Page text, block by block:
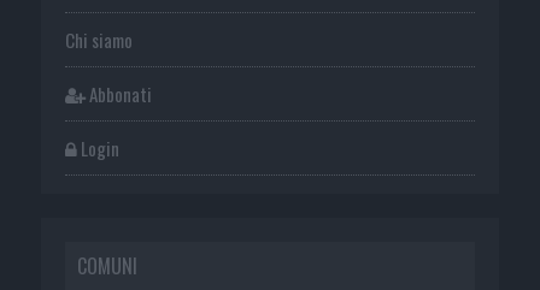
Chi siamo
Abbonati
Login
COMUNI